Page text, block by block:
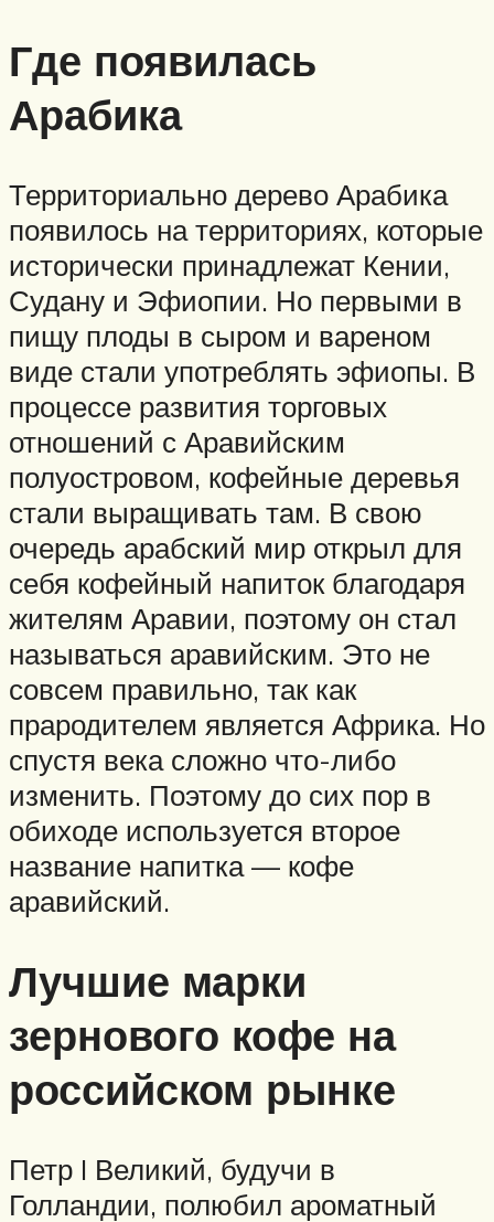
Где появилась
Арабика
Территориально дерево Арабика
появилось на территориях, которые
исторически принадлежат Кении,
Судану и Эфиопии. Но первыми в
пищу плоды в сыром и вареном
виде стали употреблять эфиопы. В
процессе развития торговых
отношений с Аравийским
полуостровом, кофейные деревья
стали выращивать там. В свою
очередь арабский мир открыл для
себя кофейный напиток благодаря
жителям Аравии, поэтому он стал
называться аравийским. Это не
совсем правильно, так как
прародителем является Африка. Но
спустя века сложно что-либо
изменить. Поэтому до сих пор в
обиходе используется второе
название напитка — кофе
аравийский.
Лучшие марки
зернового кофе на
российском рынке
Петр I Великий, будучи в
Голландии, полюбил ароматный